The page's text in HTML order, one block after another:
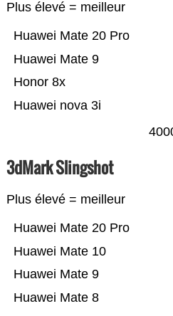
Plus élevé = meilleur
Huawei nova 3i
Honor 8x
Huawei Mate 9
Huawei Mate 20 Pro
3dMark Slingshot
Plus élevé = meilleur
Huawei Mate 8
Huawei Mate 9
Huawei Mate 10
Huawei Mate 20 Pro